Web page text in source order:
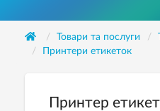
Товари та послуги
Принтери етикеток
Принтер